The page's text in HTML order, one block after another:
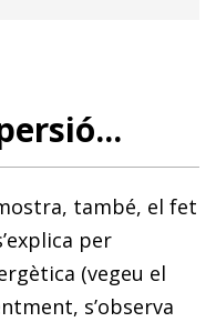
també, el fet
per
(vegeu el
s’ob­­serva